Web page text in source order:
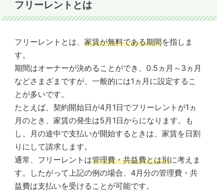
フリーレントとは
フリーレントとは、 家賃が無料である期間を指しま
す。
期間はオーナーが決めることができ、0.5ヵ月～3ヵ月
などさまざまですが、一般的には1ヵ月に設定するこ
とが多いです。
たとえば、契約開始日が4月1日でフリーレントが1ヵ
月のとき、家賃の発生は5月1日からになります。も
し、月の途中で支払いが開始するときは、家賃を日割
りにして請求します。
通常、フリーレントは管理費・共益費とは別に考えま
す。したがって上記の例の場合、4月分の管理費・共
益費は支払いを受けることが可能です。